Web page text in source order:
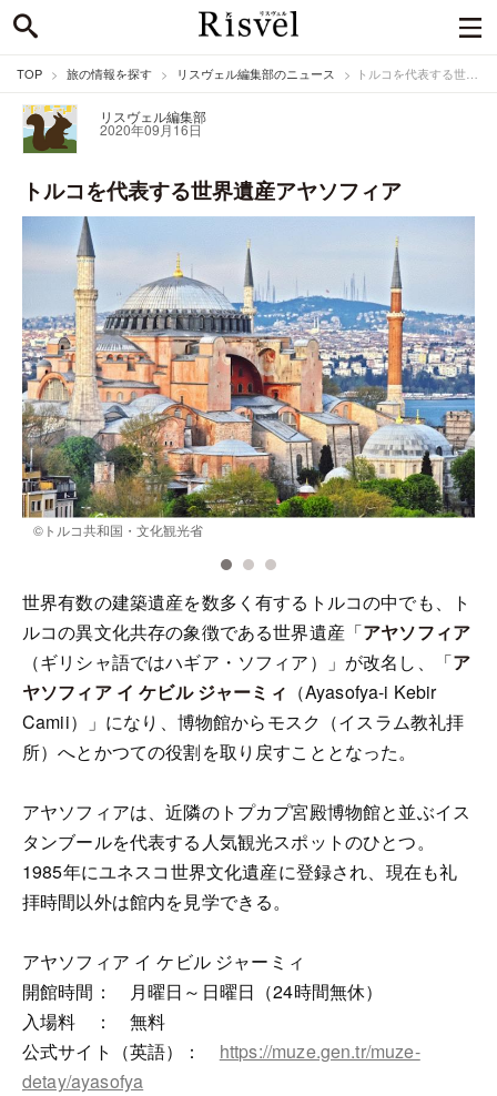
TOP 旅の情報を探す リスヴェル編集部のニュース トルコを代表する世界遺産アヤソフィア
リスヴェル編集部
2020年09月16日
トルコを代表する世界遺産アヤソフィア
©トルコ共和国・文化観光省
世界有数の建築遺産を数多く有するトルコの中でも、ト
ルコの異文化共存の象徴である世界遺産「アヤソフィア
（ギリシャ語ではハギア・ソフィア）」が改名し、「ア
ヤソフィア イ ケビル ジャーミィ （Ayasofya-i Kebir
Camii）」になり、博物館からモスク（イスラム教礼拝
所）へとかつての役割を取り戻すこととなった。
アヤソフィアは、近隣のトプカプ宮殿博物館と並ぶイス
タンブールを代表する人気観光スポットのひとつ。
1985年にユネスコ世界文化遺産に登録され、現在も礼
拝時間以外は館内を見学できる。
アヤソフィア イ ケビル ジャーミィ
開館時間： 月曜日～日曜日（24時間無休）
入場料 ： 無料
公式サイト（英語）： https://muze.gen.tr/muze-
detay/ayasofya